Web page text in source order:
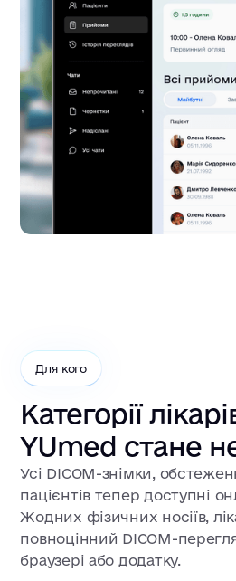
Для кого
Категорії
YUmed стане
Усі DICOM-знімки,
пацієнтів тепер доступні
Жодних фізичних носіїв,
повноцінний DICOM-
браузері або додатку.